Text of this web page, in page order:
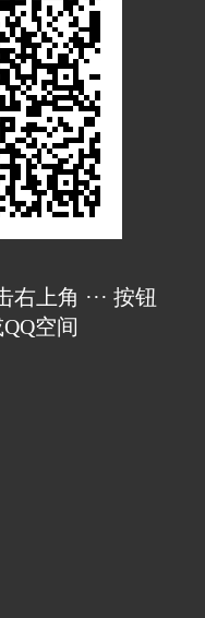
上角 ··· 按钮
空间